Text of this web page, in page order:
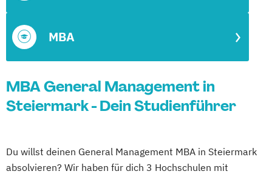
MBA
MBA General Management in
Steiermark - Dein Studienführer
Du willst deinen General Management MBA in Steiermark
absolvieren? Wir haben für dich 3 Hochschulen mit